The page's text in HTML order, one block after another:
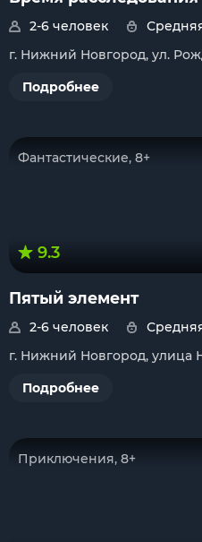
2-6 человек
г. Нижний Новгород, ул.
Подробнее
Фантастические, 8+
9.3
Пятый элемент
2-6 человек
г. Нижний Новгород, улица
Подробнее
Приключения, 8+